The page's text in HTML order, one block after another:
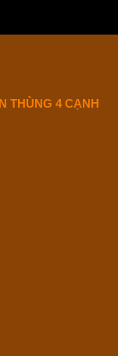
THÙNG 4 CẠNH